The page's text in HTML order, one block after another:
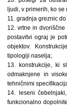
ljudi, v primerih, ko
11. gradnja greznic
12. vrtne in
postavitvi ograj je
objektov.
tipologiji naselja;
13. konstrukcije, ki
odmaknjene in
tehničnimi
14. leseni
funkcionalno